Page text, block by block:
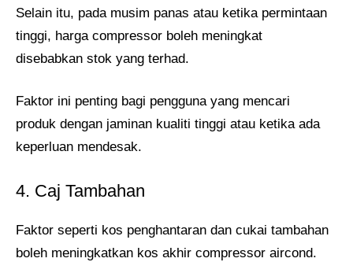
Selain itu, pada musim panas atau ketika permintaan
tinggi, harga compressor boleh meningkat
disebabkan stok yang terhad.
Faktor ini penting bagi pengguna yang mencari
produk dengan jaminan kualiti tinggi atau ketika ada
keperluan mendesak.
4. Caj Tambahan
Faktor seperti kos penghantaran dan cukai tambahan
boleh meningkatkan kos akhir compressor aircond.